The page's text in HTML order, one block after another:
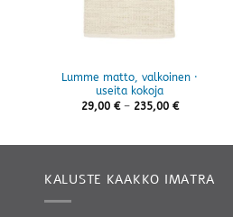
Lumme matto, valkoinen ·
useita kokoja
29,00 € – 235,00 €
KALUSTE KAAKKO IMATRA